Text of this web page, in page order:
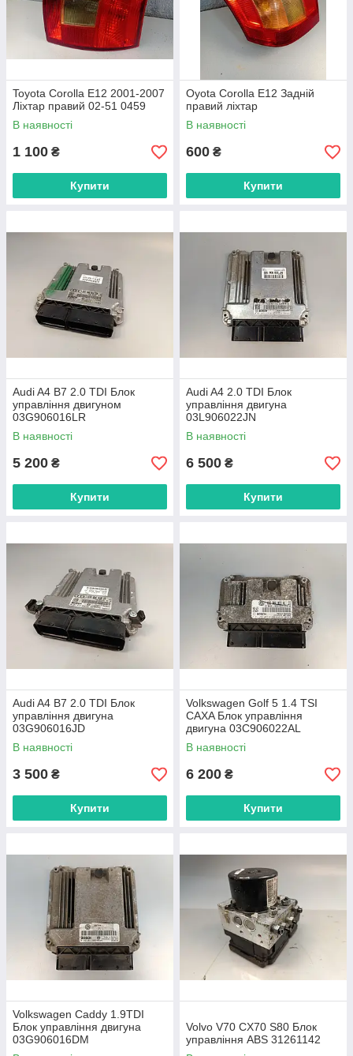
Toyota Corolla E12 2001-2007
Ліхтар правий 02-51 0459
В наявності
1 100 ₴
Купити
Oyota Corolla E12 Задній
правий ліхтар
В наявності
600 ₴
Купити
Audi A4 B7 2.0 TDI Блок
управління двигуном
03G906016LR
В наявності
5 200 ₴
Купити
Audi A4 2.0 TDI Блок
управління двигуна
03L906022JN
В наявності
6 500 ₴
Купити
Audi A4 B7 2.0 TDI Блок
управління двигуна
03G906016JD
В наявності
3 500 ₴
Купити
Volkswagen Golf 5 1.4 TSI
CAXA Блок управління
двигуна 03C906022AL
В наявності
6 200 ₴
Купити
Volkswagen Caddy 1.9TDI
Блок управління двигуна
03G906016DM
Volvo V70 CX70 S80 Блок
управління ABS 31261142